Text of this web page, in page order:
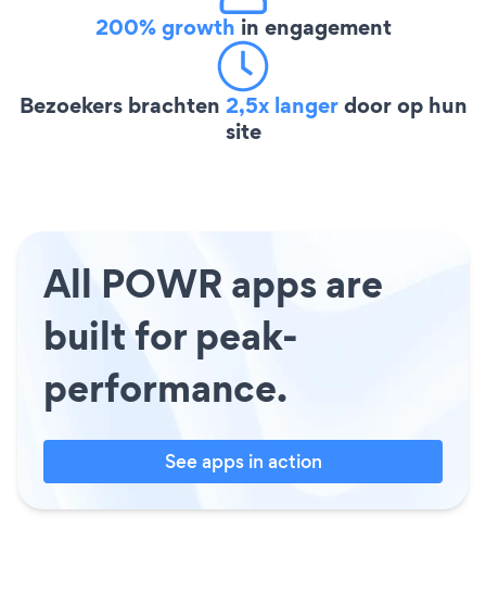
200% growth in engagement
Bezoekers brachten 2,5x langerdoor op hun
site
All POWR apps are
built for peak-
performance.
See apps in action